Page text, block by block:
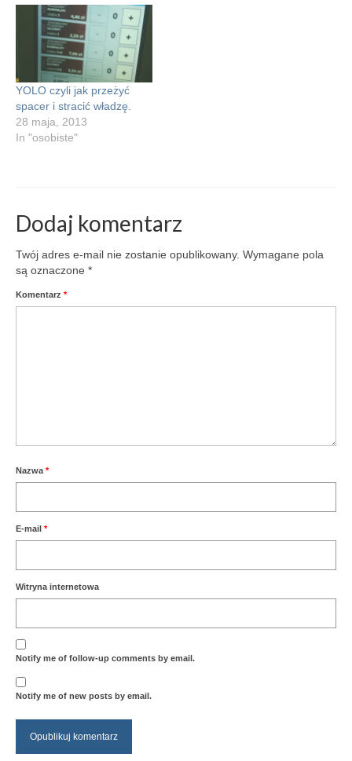
mojego życia.
Zawodowego. Udając się
do Złotych Tarasów miałem
nieco mieszane odczucia,
bo konferencje i warsztaty
w których ostatnio
uczestniczyłem były
prezentacjami
kryptoproduktowymi…
YOLO czyli jak przeżyć
spacer i stracić władzę.
28 maja, 2013
In "osobiste"
Dodaj komentarz
Twój adres e-mail nie zostanie opublikowany. Wymagane pola
są oznaczone *
Komentarz *
Nazwa*
E-mail *
Witryna internetowa
Notify me of follow-up comments by email.
Notify me of new posts by email.